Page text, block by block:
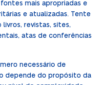
mais apropriadas e
e atualizadas. Tente
revistas, sites,
atas de conferências
necessário de
depende do propósito da